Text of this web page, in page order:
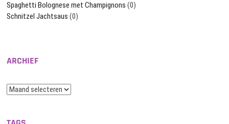
Spaghetti Bolognese met Champignons (0)
Schnitzel Jachtsaus (0)
ARCHIEF
Archief